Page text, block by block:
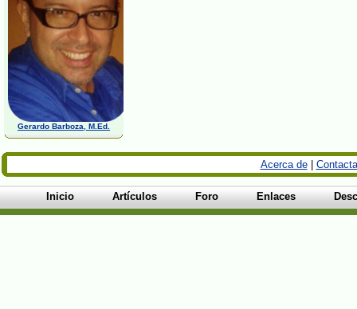
Gerardo Barboza, M.Ed.
Acerca de|
Inicio Artículos Foro Enlaces